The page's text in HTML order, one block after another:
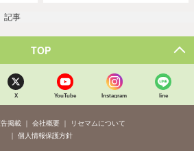
記事
TOP
X YouTube Instagram line
告掲載 会社概要
リセマムについて
個人情報保護方針